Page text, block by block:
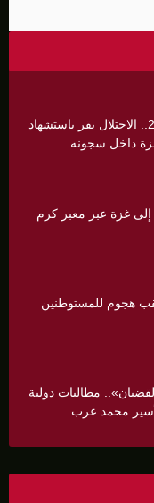
معتقل منذ ديسمبر 2023.. الاحتلال يقر باستشهاد
داخل سجونه
إلى غزة عبر معبر كرم
هجوم للمستوطنين
مطالبات دولية
محمد عرب